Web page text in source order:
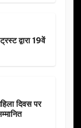
द्वारा 19वें
दिवस पर